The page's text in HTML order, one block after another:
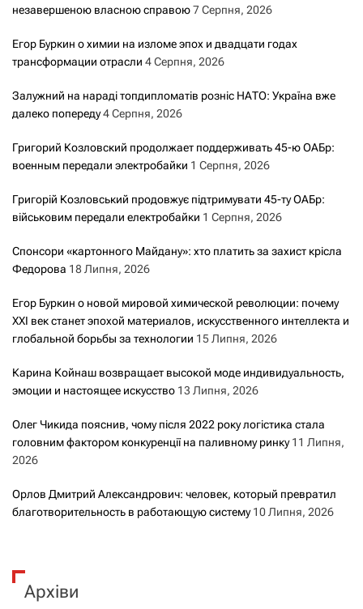
незавершеною власною справою7 Серпня, 2026
Егор Буркин о химии на изломе эпох и двадцати годах
трансформации отрасли 4 Серпня, 2026
Залужний на нараді топдипломатів розніс НАТО: Україна вже
далеко попереду4 Серпня, 2026
Григорий Козловский продолжает поддерживать 45-ю ОАБр:
военным передали электробайки 1 Серпня, 2026
Григорій Козловський продовжує підтримувати 45-ту ОАБр:
військовим передали електробайки 1 Серпня, 2026
Спонсори «картонного Майдану»: хто платить за захист крісла
Федорова 18 Липня, 2026
Егор Буркин о новой мировой химической революции: почему
XXI век станет эпохой материалов, искусственного интеллекта и
глобальной борьбы за технологии 15 Липня, 2026
Карина Койнаш возвращает высокой моде индивидуальность,
эмоции и настоящее искусство 13 Липня, 2026
Олег Чикида пояснив, чому після 2022 року логістика стала
головним фактором конкуренції на паливному ринку 11 Липня,
2026
Орлов Дмитрий Александрович: человек, который превратил
благотворительность в работающую систему 10 Липня, 2026
Архіви